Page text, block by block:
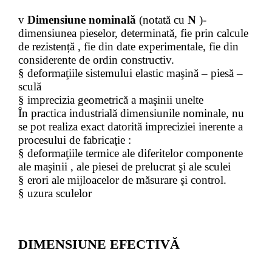
v Dimensiune nominală (notată cu N )-
dimensiunea pieselor, determinată, fie prin calcule
de rezistență , fie din date experimentale, fie din
considerente de ordin constructiv.
§ deformaţiile sistemului elastic maşină – piesă –
sculă
§ imprecizia geometrică a maşinii unelte
În practica industrială dimensiunile nominale, nu
se pot realiza exact datorită impreciziei inerente a
procesului de fabricaţie :
§ deformaţiile termice ale diferitelor componente
ale maşinii , ale piesei de prelucrat şi ale sculei
§ erori ale mijloacelor de măsurare şi control.
§ uzura sculelor
DIMENSIUNE EFECTIVĂ